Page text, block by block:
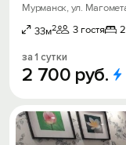
Мурманск, ул.
33м2 3 гостя
за 1 сутки
2 700 руб.